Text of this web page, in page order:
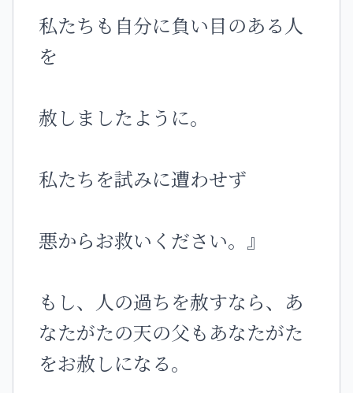
私たちも自分に負い目のある人
を
赦しましたように。
私たちを試みに遭わせず
悪からお救いください。』
もし、人の過ちを赦すなら、あ
なたがたの天の父もあなたがた
をお赦しになる。